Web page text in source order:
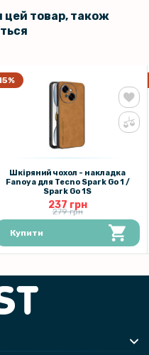
Glass для Nokia C31
цей товар, також
Шкіряний чохол - накладка
Fanoya для Tecno Spark Go 1 /
Spark Go 1S
237 грн
279 грн
Купити